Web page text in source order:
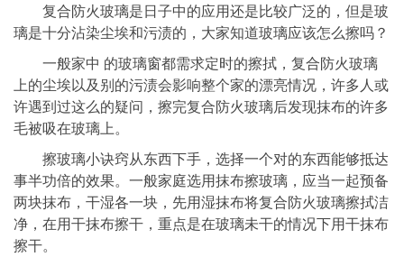
复合防火玻璃是日子中的应用还是比较广泛的，但是玻
璃是十分沾染尘埃和污渍的，大家知道玻璃应该怎么擦吗？
一般家中 的玻璃窗都需求定时的擦拭，复合防火玻璃
上的尘埃以及别的污渍会影响整个家的漂亮情况，许多人或
许遇到过这么的疑问，擦完复合防火玻璃后发现抹布的许多
毛被吸在玻璃上。
擦玻璃小诀窍从东西下手，选择一个对的东西能够抵达
事半功倍的效果。一般家庭选用抹布擦玻璃，应当一起预备
两块抹布，干湿各一块，先用湿抹布将复合防火玻璃擦拭洁
净，在用干抹布擦干，重点是在玻璃未干的情况下用干抹布
擦干。